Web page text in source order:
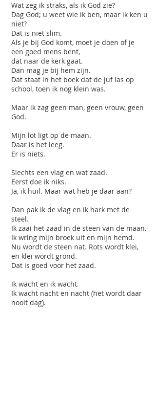
Wat zeg ik straks, als ik God zie?
Dag God; u weet wie ik ben, maar ik ken u
niet?
Dat is niet slim.
Als je bij God komt, moet je doen of je
een goed mens bent,
dat naar de kerk gaat.
Dan mag je bij hem zijn.
Dat staat in het boek dat de juf las op
school, toen ik nog klein was.
Maar ik zag geen man, geen vrouw, geen
God.
Mijn lot ligt op de maan.
Daar is het leeg.
Er is niets.
Slechts een vlag en wat zaad.
Eerst doe ik niks.
Ja, ik huil. Maar wat heb je daar aan?
Dan pak ik de vlag en ik hark met de
steel.
Ik zaai het zaad in de steen van de maan.
Ik wring mijn broek uit en mijn hemd.
Nu wordt de steen nat. Rots wordt klei,
en klei wordt grond.
Dat is goed voor het zaad.
Ik wacht en ik wacht.
Ik wacht nacht en nacht (het wordt daar
nooit dag).